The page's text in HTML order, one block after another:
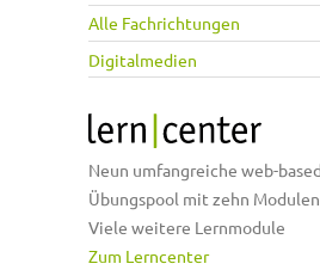
Alle Fachrichtungen
Digitalmedien
Neun umfangreiche web-
Übungspool mit zehn Modulen
Viele weitere Lernmodule
Zum Lerncenter